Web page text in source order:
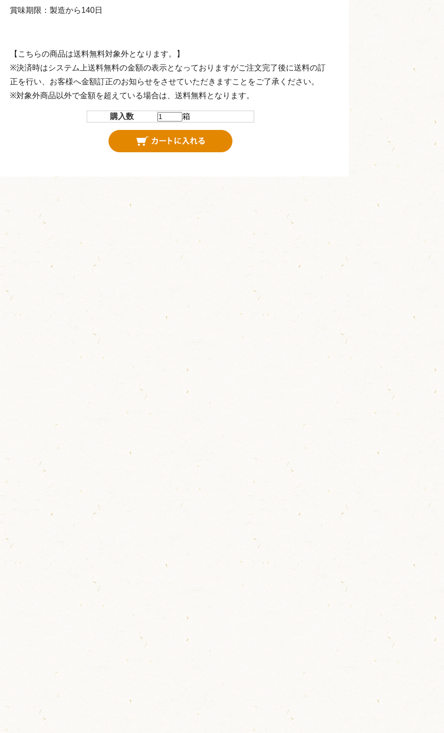
賞味期限：製造から140日
【こちらの商品は送料無料対象外となります。】
※決済時はシステム上送料無料の金額の表示となっておりますがご注文完了後に送料の訂
正を行い、お客様へ金額訂正のお知らせをさせていただきますことをご了承ください。
※対象外商品以外で金額を超えている場合は、送料無料となります。
購入数 箱